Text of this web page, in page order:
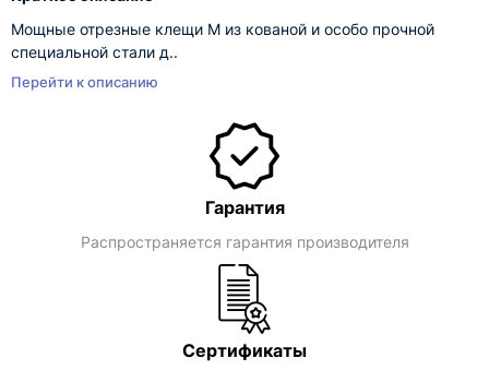
Мощные отрезные клещи М из кованой и особо прочной
специальной стали д..
Перейти к описанию
Гарантия
Распространяется гарантия производителя
Сертификаты